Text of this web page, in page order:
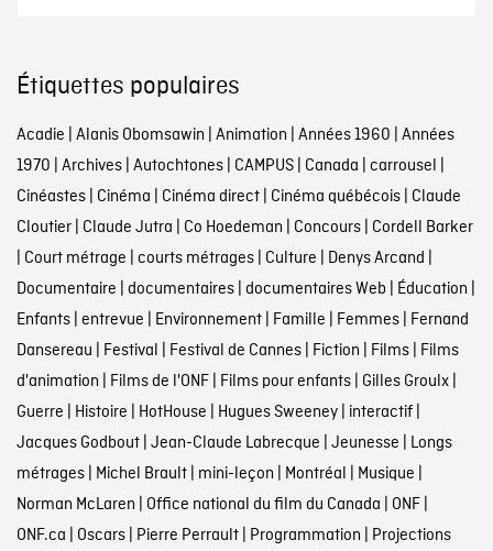
Étiquettes populaires
Acadie | Alanis Obomsawin | Animation | Années 1960 | Années
1970 | Archives| Autochtones| CAMPUS| Canada | carrousel |
Cinéastes| Cinéma | Cinéma direct| Cinéma québécois| Claude
Cloutier| Claude Jutra | Co Hoedeman | Concours| Cordell Barker
| Court métrage | courts métrages| Culture | Denys Arcand |
Documentaire | documentaires| documentaires Web | Éducation |
Enfants| entrevue | Environnement| Famille | Femmes| Fernand
Dansereau | Festival | Festival de Cannes| Fiction | Films| Films
d'animation | Films de l'ONF| Films pour enfants| Gilles Groulx|
Guerre | Histoire | HotHouse | Hugues Sweeney| interactif|
Jacques Godbout| Jean-Claude Labrecque | Jeunesse | Longs
métrages| Michel Brault| mini-leçon | Montréal | Musique |
Norman McLaren | Office national du film du Canada | ONF|
ONF.ca | Oscars| Pierre Perrault| Programmation | Projections